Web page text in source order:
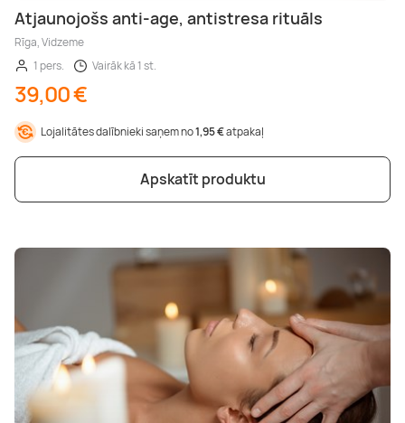
Atjaunojošs anti-age, antistresa rituāls
Rīga, Vidzeme
1 pers.
Vairāk kā 1 st.
39,00 €
Lojalitātes dalībnieki saņem no1,95 €atpakaļ
Apskatīt produktu